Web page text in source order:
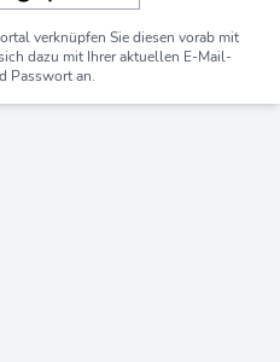
verknüpfen Sie diesen vorab mit
dazu mit Ihrer aktuellen E-Mail-
Passwort an.